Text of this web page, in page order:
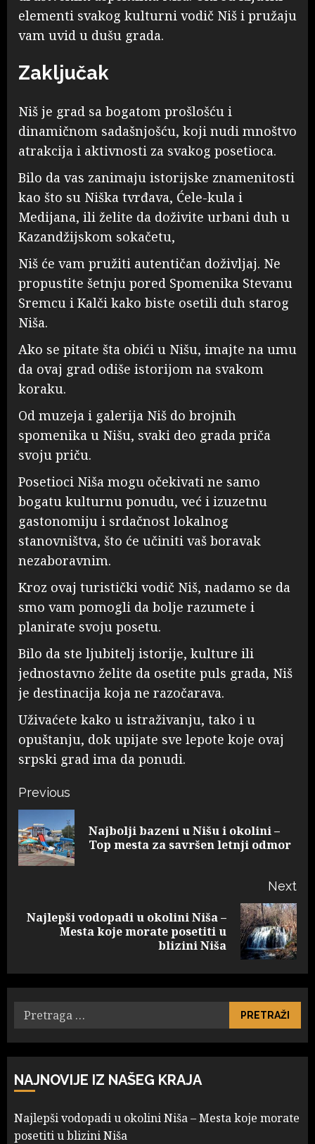
elementi svakog kulturni vodič Niš i pružaju
vam uvid u dušu grada.
Zaključak
Niš je grad sa bogatom prošlošću i
dinamičnom sadašnjošću, koji nudi mnoštvo
atrakcija i aktivnosti za svakog posetioca.
Bilo da vas zanimaju istorijske znamenitosti
kao što su Niška tvrđava, Ćele-kula i
Medijana, ili želite da doživite urbani duh u
Kazandžijskom sokačetu,
Niš će vam pružiti autentičan doživljaj. Ne
propustite šetnju pored Spomenika Stevanu
Sremcu i Kalči kako biste osetili duh starog
Niša.
Ako se pitate šta obići u Nišu, imajte na umu
da ovaj grad odiše istorijom na svakom
koraku.
Od muzeja i galerija Niš do brojnih
spomenika u Nišu, svaki deo grada priča
svoju priču.
Posetioci Niša mogu očekivati ne samo
bogatu kulturnu ponudu, već i izuzetnu
gastonomiju i srdačnost lokalnog
stanovništva, što će učiniti vaš boravak
nezaboravnim.
Kroz ovaj turistički vodič Niš, nadamo se da
smo vam pomogli da bolje razumete i
planirate svoju posetu.
Bilo da ste ljubitelj istorije, kulture ili
jednostavno želite da osetite puls grada, Niš
je destinacija koja ne razočarava.
Uživaćete kako u istraživanju, tako i u
opuštanju, dok upijate sve lepote koje ovaj
srpski grad ima da ponudi.
Post
navigation
Previous
Najbolji bazeni u Nišu i okolini –
Top mesta za savršen letnji odmor
Next
Next
Najlepši vodopadi u okolini Niša –
Mesta koje morate posetiti u
blizini Niša
Pretraga
NAJNOVIJE IZ NAŠEG KRAJA
Najlepši vodopadi u okolini Niša – Mesta koje morate
posetiti u blizini Niša